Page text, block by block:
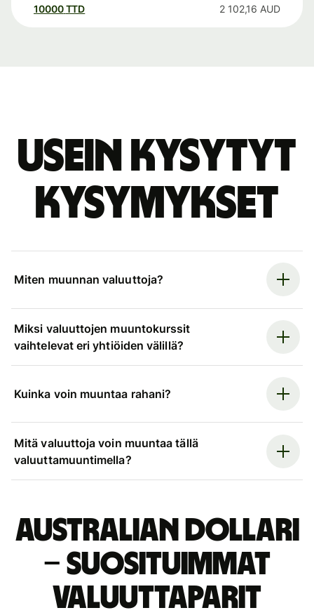
10000 TTD 2 102,16 AUD
Usein kysytyt
kysymykset
Miten muunnan valuuttoja?
Miksi valuuttojen muuntokurssit
vaihtelevat eri yhtiöiden välillä?
Kuinka voin muuntaa rahani?
Mitä valuuttoja voin muuntaa tällä
valuuttamuuntimella?
Australian dollari
– suosituimmat
valuuttaparit